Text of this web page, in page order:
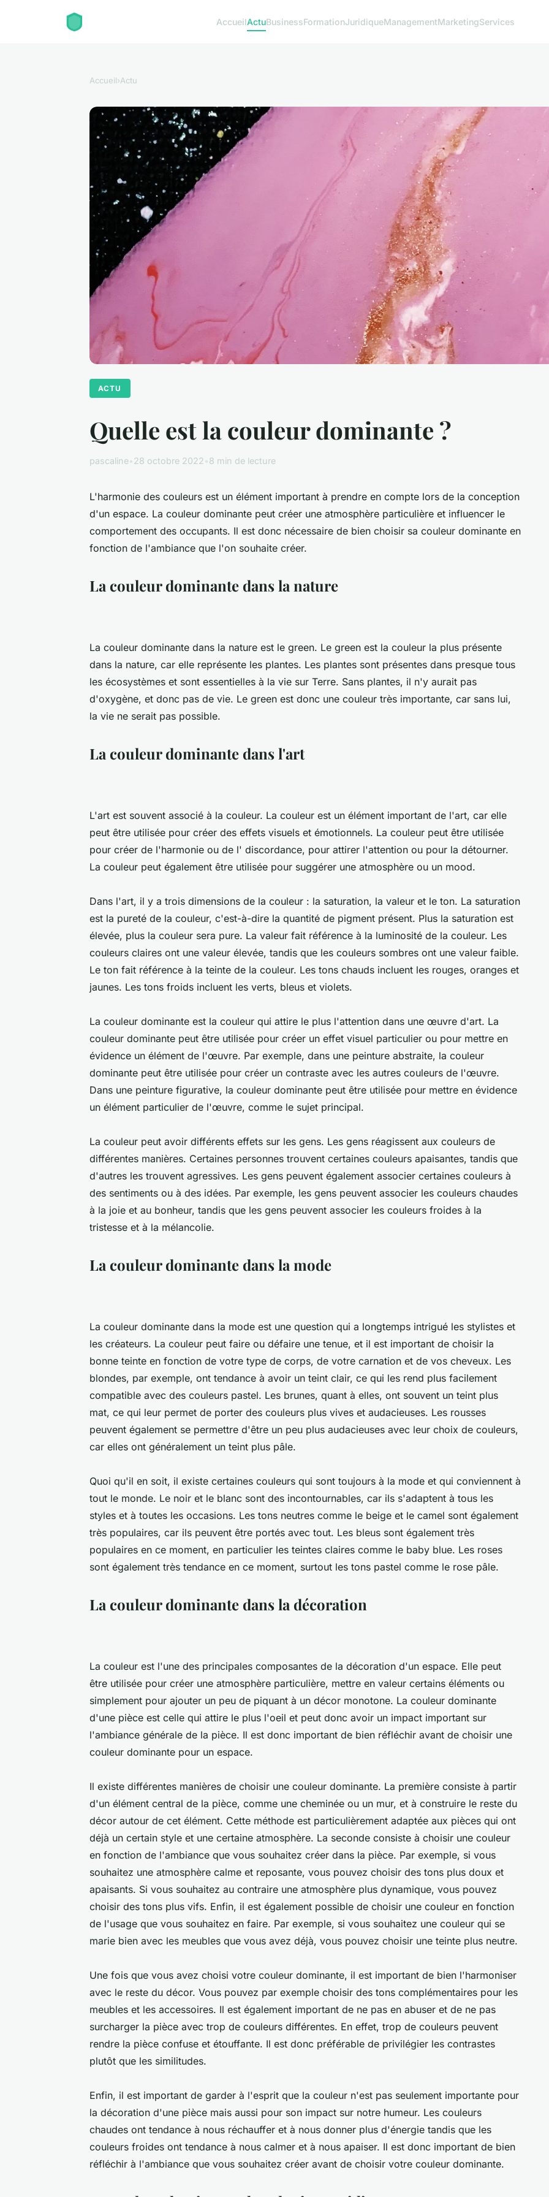
AccueilActuBusinessFormationJuridiqueManagementMarketingServices
Accueil›Actu
ACTU
Quelle est la couleur dominante ?
pascaline•28 octobre 2022•8 min de lecture
L'harmonie des couleurs est un élément important à prendre en compte lors de la conception
d'un espace. La couleur dominante peut créer une atmosphère particulière et influencer le
comportement des occupants. Il est donc nécessaire de bien choisir sa couleur dominante en
fonction de l'ambiance que l'on souhaite créer.
La couleur dominante dans la nature
La couleur dominante dans la nature est le green. Le green est la couleur la plus présente
dans la nature, car elle représente les plantes. Les plantes sont présentes dans presque tous
les écosystèmes et sont essentielles à la vie sur Terre. Sans plantes, il n'y aurait pas
d'oxygène, et donc pas de vie. Le green est donc une couleur très importante, car sans lui,
la vie ne serait pas possible.
La couleur dominante dans l'art
L'art est souvent associé à la couleur. La couleur est un élément important de l'art, car elle
peut être utilisée pour créer des effets visuels et émotionnels. La couleur peut être utilisée
pour créer de l'harmonie ou de l' discordance, pour attirer l'attention ou pour la détourner.
La couleur peut également être utilisée pour suggérer une atmosphère ou un mood.
Dans l'art, il y a trois dimensions de la couleur : la saturation, la valeur et le ton. La saturation
est la pureté de la couleur, c'est-à-dire la quantité de pigment présent. Plus la saturation est
élevée, plus la couleur sera pure. La valeur fait référence à la luminosité de la couleur. Les
couleurs claires ont une valeur élevée, tandis que les couleurs sombres ont une valeur faible.
Le ton fait référence à la teinte de la couleur. Les tons chauds incluent les rouges, oranges et
jaunes. Les tons froids incluent les verts, bleus et violets.
La couleur dominante est la couleur qui attire le plus l'attention dans une œuvre d'art. La
couleur dominante peut être utilisée pour créer un effet visuel particulier ou pour mettre en
évidence un élément de l'œuvre. Par exemple, dans une peinture abstraite, la couleur
dominante peut être utilisée pour créer un contraste avec les autres couleurs de l'œuvre.
Dans une peinture figurative, la couleur dominante peut être utilisée pour mettre en évidence
un élément particulier de l'œuvre, comme le sujet principal.
La couleur peut avoir différents effets sur les gens. Les gens réagissent aux couleurs de
différentes manières. Certaines personnes trouvent certaines couleurs apaisantes, tandis que
d'autres les trouvent agressives. Les gens peuvent également associer certaines couleurs à
des sentiments ou à des idées. Par exemple, les gens peuvent associer les couleurs chaudes
à la joie et au bonheur, tandis que les gens peuvent associer les couleurs froides à la
tristesse et à la mélancolie.
La couleur dominante dans la mode
La couleur dominante dans la mode est une question qui a longtemps intrigué les stylistes et
les créateurs. La couleur peut faire ou défaire une tenue, et il est important de choisir la
bonne teinte en fonction de votre type de corps, de votre carnation et de vos cheveux. Les
blondes, par exemple, ont tendance à avoir un teint clair, ce qui les rend plus facilement
compatible avec des couleurs pastel. Les brunes, quant à elles, ont souvent un teint plus
mat, ce qui leur permet de porter des couleurs plus vives et audacieuses. Les rousses
peuvent également se permettre d'être un peu plus audacieuses avec leur choix de couleurs,
car elles ont généralement un teint plus pâle.
Quoi qu'il en soit, il existe certaines couleurs qui sont toujours à la mode et qui conviennent à
tout le monde. Le noir et le blanc sont des incontournables, car ils s'adaptent à tous les
styles et à toutes les occasions. Les tons neutres comme le beige et le camel sont également
très populaires, car ils peuvent être portés avec tout. Les bleus sont également très
populaires en ce moment, en particulier les teintes claires comme le baby blue. Les roses
sont également très tendance en ce moment, surtout les tons pastel comme le rose pâle.
La couleur dominante dans la décoration
La couleur est l'une des principales composantes de la décoration d'un espace. Elle peut
être utilisée pour créer une atmosphère particulière, mettre en valeur certains éléments ou
simplement pour ajouter un peu de piquant à un décor monotone. La couleur dominante
d'une pièce est celle qui attire le plus l'oeil et peut donc avoir un impact important sur
l'ambiance générale de la pièce. Il est donc important de bien réfléchir avant de choisir une
couleur dominante pour un espace.
Il existe différentes manières de choisir une couleur dominante. La première consiste à partir
d'un élément central de la pièce, comme une cheminée ou un mur, et à construire le reste du
décor autour de cet élément. Cette méthode est particulièrement adaptée aux pièces qui ont
déjà un certain style et une certaine atmosphère. La seconde consiste à choisir une couleur
en fonction de l'ambiance que vous souhaitez créer dans la pièce. Par exemple, si vous
souhaitez une atmosphère calme et reposante, vous pouvez choisir des tons plus doux et
apaisants. Si vous souhaitez au contraire une atmosphère plus dynamique, vous pouvez
choisir des tons plus vifs. Enfin, il est également possible de choisir une couleur en fonction
de l'usage que vous souhaitez en faire. Par exemple, si vous souhaitez une couleur qui se
marie bien avec les meubles que vous avez déjà, vous pouvez choisir une teinte plus neutre.
Une fois que vous avez choisi votre couleur dominante, il est important de bien l'harmoniser
avec le reste du décor. Vous pouvez par exemple choisir des tons complémentaires pour les
meubles et les accessoires. Il est également important de ne pas en abuser et de ne pas
surcharger la pièce avec trop de couleurs différentes. En effet, trop de couleurs peuvent
rendre la pièce confuse et étouffante. Il est donc préférable de privilégier les contrastes
plutôt que les similitudes.
Enfin, il est important de garder à l'esprit que la couleur n'est pas seulement importante pour
la décoration d'une pièce mais aussi pour son impact sur notre humeur. Les couleurs
chaudes ont tendance à nous réchauffer et à nous donner plus d'énergie tandis que les
couleurs froides ont tendance à nous calmer et à nous apaiser. Il est donc important de bien
réfléchir à l'ambiance que vous souhaitez créer avant de choisir votre couleur dominante.